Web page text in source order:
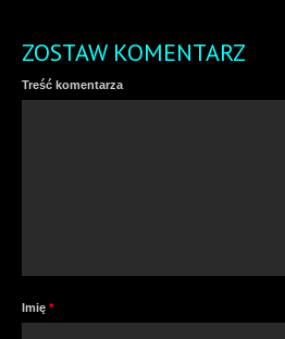
ZOSTAW KOMENTARZ
Treść komentarza
Imię *